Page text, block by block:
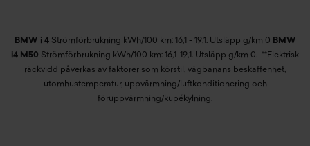
BMW i 4Strömförbrukning kWh/100 km: 16,1 - 19,1. Utsläpp g/km 0 BMW
i4 M50 Strömförbrukning kWh/100 km: 16,1-19,1. Utsläpp g/km 0. **Elektrisk
räckvidd påverkas av faktorer som körstil, vägbanans beskaffenhet,
utomhustemperatur, uppvärmning/luftkonditionering och
föruppvärmning/kupékylning.